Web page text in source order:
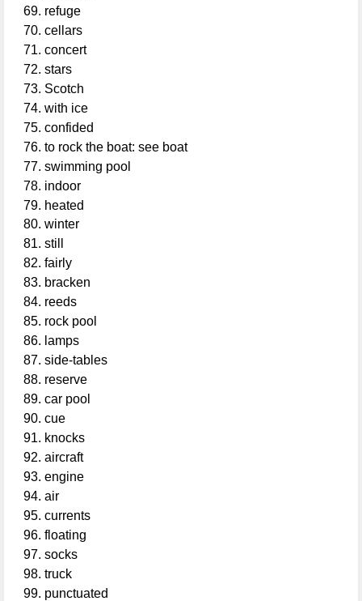
refuge
cellars
concert
stars
Scotch
with ice
confided
to rock the boat: see boat
swimming pool
indoor
heated
winter
still
fairly
bracken
reeds
rock pool
lamps
side-tables
reserve
car pool
cue
knocks
aircraft
engine
air
currents
floating
socks
truck
punctuated